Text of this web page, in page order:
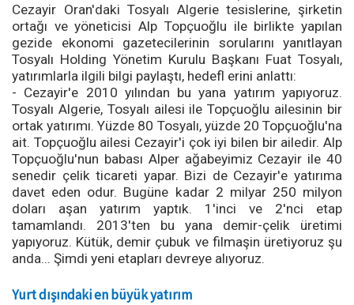
Cezayir Oran'daki Tosyalı Algerie tesislerine, şirketin
ortağı ve yöneticisi Alp Topçuoğlu ile birlikte yapılan
gezide ekonomi gazetecilerinin sorularını yanıtlayan
Tosyalı Holding Yönetim Kurulu Başkanı Fuat Tosyalı,
yatırımlarla ilgili bilgi paylaştı, hedefl erini anlattı:
- Cezayir'e 2010 yılından bu yana yatırım yapıyoruz.
Tosyalı Algerie, Tosyalı ailesi ile Topçuoğlu ailesinin bir
ortak yatırımı. Yüzde 80 Tosyalı, yüzde 20 Topçuoğlu'na
ait. Topçuoğlu ailesi Cezayir'i çok iyi bilen bir ailedir. Alp
Topçuoğlu'nun babası Alper ağabeyimiz Cezayir ile 40
senedir çelik ticareti yapar. Bizi de Cezayir'e yatırıma
davet eden odur. Bugüne kadar 2 milyar 250 milyon
doları aşan yatırım yaptık. 1'inci ve 2'nci etap
tamamlandı. 2013'ten bu yana demir-çelik üretimi
yapıyoruz. Kütük, demir çubuk ve filmaşin üretiyoruz şu
anda... Şimdi yeni etapları devreye alıyoruz.
Yurt dışındaki en büyük yatırım